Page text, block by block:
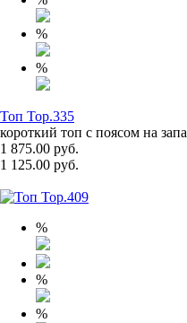
%
%
Топ Top.335
короткий топ с поясом на
1 875.00 руб.
1 125.00 руб.
%
%
%